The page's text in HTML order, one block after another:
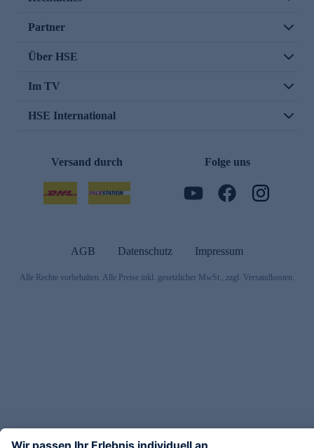
Partner
Über HSE
Im TV
HSE International
Versand durch Folge uns
AGB Datenschutz Impressum
Alle Rechte vorbehalten. Alle Preise inkl. gesetzlicher MwSt., zzgl. Versandkosten.